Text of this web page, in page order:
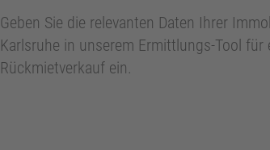
Geben Sie die relevanten Daten Ihrer
Karlsruhe in unserem Ermittlungs-Tool für
Rückmietverkauf ein.